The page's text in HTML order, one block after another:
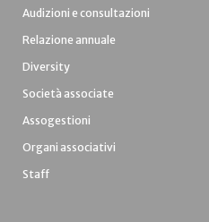
Audizioni e consultazioni
Relazione annuale
Diversity
Società associate
Assogestioni
Organi associativi
Staff